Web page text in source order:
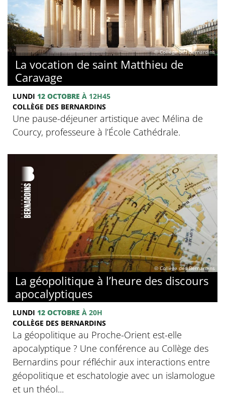
© Collège des Bernardins
La vocation de saint Matthieu de
Caravage
LUNDI 12 OCTOBRE À 12H45
COLLÈGE DES BERNARDINS
Une pause-déjeuner artistique avec Mélina de
Courcy, professeure à l’École Cathédrale.
© Collège des Bernardins
La géopolitique à l’heure des discours
apocalyptiques
LUNDI 12 OCTOBRE À 20H
COLLÈGE DES BERNARDINS
La géopolitique au Proche-Orient est-elle
apocalyptique ? Une conférence au Collège des
Bernardins pour réfléchir aux interactions entre
géopolitique et eschatologie avec un islamologue
et un théol...